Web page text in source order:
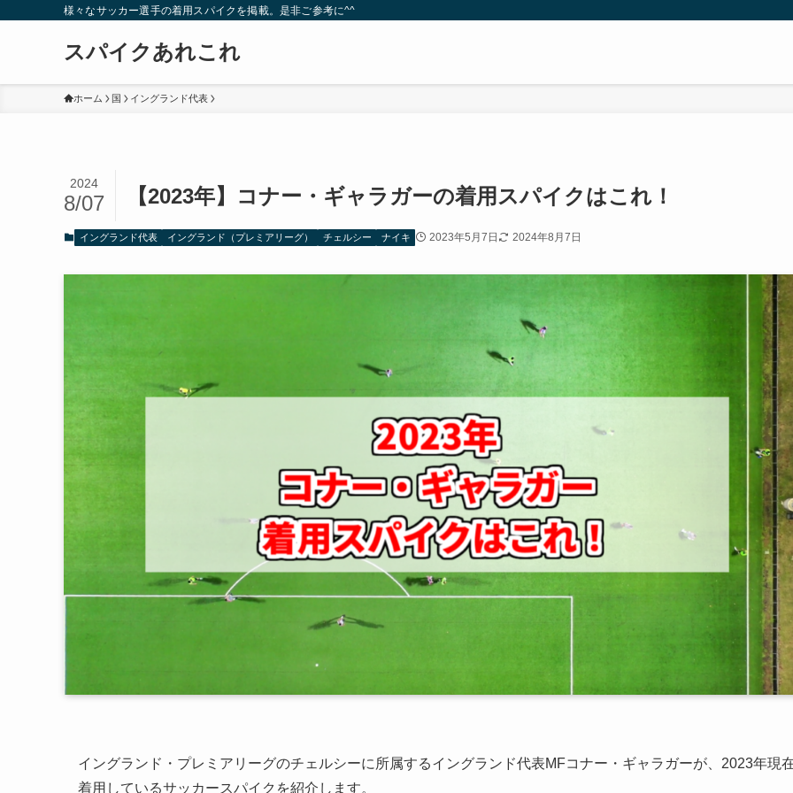
様々なサッカー選手の着用スパイクを掲載。是非ご参考に^^
スパイクあれこれ
ホーム 国 イングランド代表
【2023年】コナー・ギャラガーの着用スパイクはこれ！
2024
8/07
イングランド代表 イングランド（プレミアリーグ） チェルシー ナイキ 2023年5月7日 2024年8月7日
イングランド・プレミアリーグのチェルシーに所属するイングランド代表MFコナー・ギャラガーが、2023年現
着用しているサッカースパイクを紹介します。